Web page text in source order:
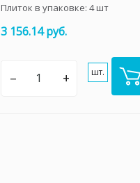
Плиток в упаковке: 4шт
3 156.14 руб.
– + шт.